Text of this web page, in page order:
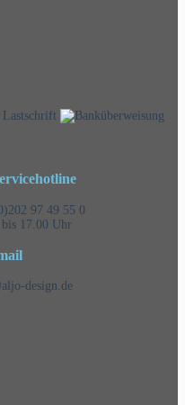
97 49 55 0
17.00 Uhr
design.de